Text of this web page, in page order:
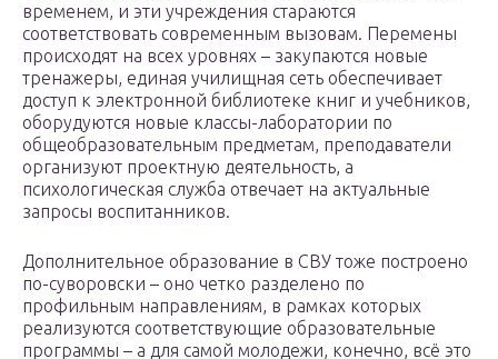
временем, и эти учреждения стараются
соответствовать современным вызовам. Перемены
происходят на всех уровнях – закупаются новые
тренажеры, единая училищная сеть обеспечивает
доступ к электронной библиотеке книг и учебников,
оборудуются новые классы-лаборатории по
общеобразовательным предметам, преподаватели
организуют проектную деятельность, а
психологическая служба отвечает на актуальные
запросы воспитанников.
Дополнительное образование в СВУ тоже построено
по-суворовски – оно четко разделено по
профильным направлениям, в рамках которых
реализуются соответствующие образовательные
программы – а для самой молодежи, конечно, всё это